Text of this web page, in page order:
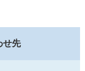
せ先